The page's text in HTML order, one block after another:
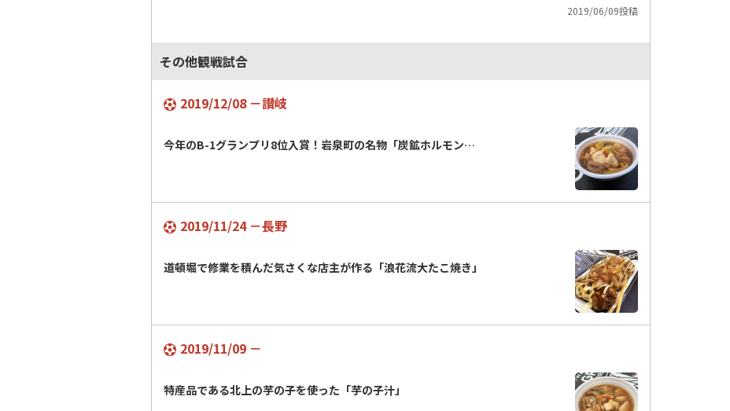
2019/06/09投稿
その他観戦試合
2019/12/08 －讃岐
今年のB-1グランプリ8位入賞！岩泉町の名物「炭鉱ホルモン…
2019/11/24 －長野
道頓堀で修業を積んだ気さくな店主が作る「浪花流大たこ焼き」
2019/11/09 －
特産品である北上の芋の子を使った「芋の子汁」